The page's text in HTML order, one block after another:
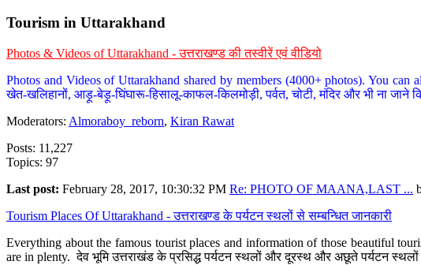
Tourism in Uttarakhand
Photos & Videos of Uttarakhand - उत्तराखण्ड की तस्वीरें एवं वीडियो
Photos and Videos of Uttarakhand shared by members (4000+ photos). You
खेत-खलिहानों, आड़ू-बेड़ू-घिंघारू-हिसालू-काफल-किलमोड़ी, पर्वत, चोटी, मंदिर और भी ना
Moderators: Almoraboy_reborn, Kiran Rawat
Posts: 11,227
Topics: 97
Last post: February 28, 2017, 10:30:32 PM Re: PHOTO OF MAANA,LAST ...
Tourism Places Of Uttarakhand - उत्तराखण्ड के पर्यटन स्थलों से सम्बन्धित जानकारी
Everything about the famous tourist places and information of those beautiful
are in plenty. देव भूमि उत्तराखंड के प्रसिद्ध पर्यटन स्थलों और दूरस्थ और अछूते पर्यटन